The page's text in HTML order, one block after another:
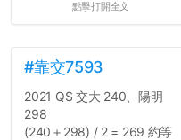
點擊打開全文
#靠交7593
2021 QS 交大 240、陽明
298
(240＋298) / 2 = 269 約等